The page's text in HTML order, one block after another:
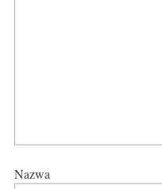
Nazwa